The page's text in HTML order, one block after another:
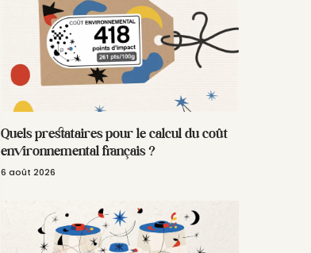
Quels prestataires pour le calcul du coût
environnemental français ?
6 août 2026